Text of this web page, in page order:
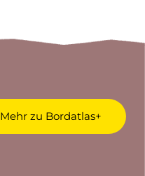
Mehr zu Bordatlas+